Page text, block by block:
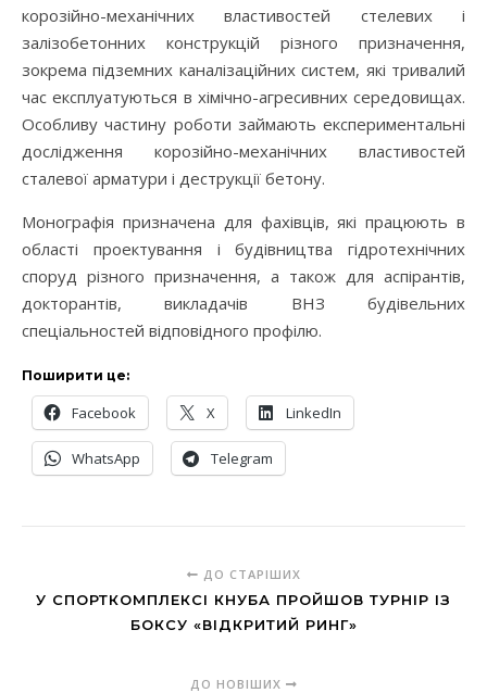
корозійно-механічних властивостей стелевих і
залізобетонних конструкцій різного призначення,
зокрема підземних каналізаційних систем, які тривалий
час експлуатуються в хімічно-агресивних середовищах.
Особливу частину роботи займають експериментальні
дослідження корозійно-механічних властивостей
сталевої арматури і деструкції бетону.
Монографія призначена для фахівців, які працюють в
області проектування і будівництва гідротехнічних
споруд різного призначення, а також для аспірантів,
докторантів, викладачів ВНЗ будівельних
спеціальностей відповідного профілю.
Поширити це:
Facebook X LinkedIn
WhatsApp Telegram
ДО СТАРІШИХ
У СПОРТКОМПЛЕКСІ КНУБА ПРОЙШОВ ТУРНІР ІЗ
БОКСУ «ВІДКРИТИЙ РИНГ»
ДО НОВІШИХ